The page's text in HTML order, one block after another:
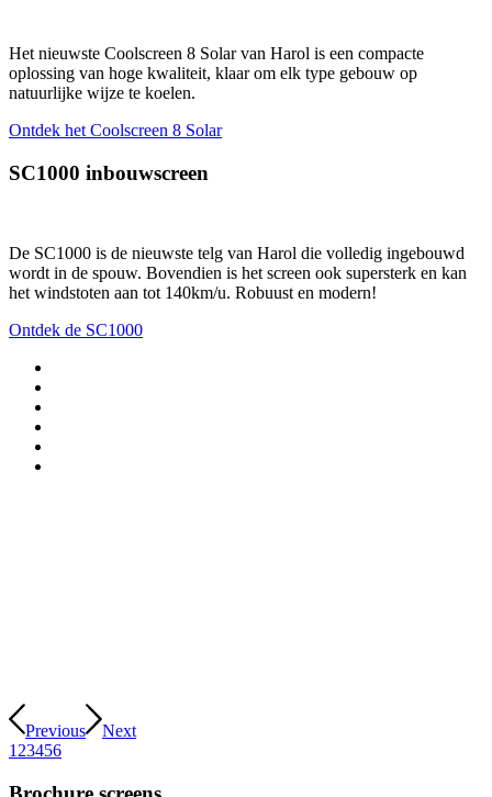
Het nieuwste Coolscreen 8 Solar van Harol is een compacte
oplossing van hoge kwaliteit, klaar om elk type gebouw op
natuurlijke wijze te koelen.
Ontdek het Coolscreen 8 Solar
SC1000 inbouwscreen
De SC1000 is de nieuwste telg van Harol die volledig ingebouwd
wordt in de spouw. Bovendien is het screen ook supersterk en kan
het windstoten aan tot 140km/u. Robuust en modern!
Ontdek de SC1000
Previous
Next
1 23456